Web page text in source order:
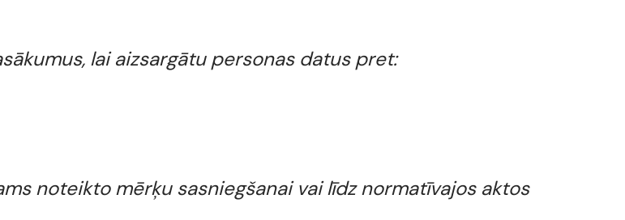
lai aizsargātu personas datus pret:
noteikto mērķu sasniegšanai vai līdz normatīvajos aktos